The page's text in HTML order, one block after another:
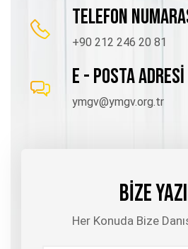
TELEFON
+90 212 246 20 81
E - POSTA ADRESİ
ymgv@ymgv.org.tr
BİZE
Her Konuda Bize